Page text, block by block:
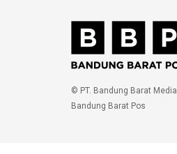
© PT. Bandung Barat Media |
Bandung Barat Pos